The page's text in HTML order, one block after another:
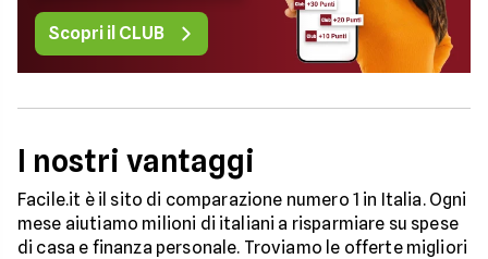
Scopri il CLUB
I nostri vantaggi
Facile.it è il sito di comparazione numero 1 in Italia. Ogni
mese aiutiamo milioni di italiani a risparmiare su spese
di casa e finanza personale. Troviamo le offerte migliori